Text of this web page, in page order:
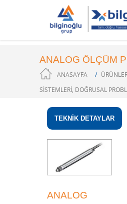
ANALOG ÖLÇÜM
ANASAYFA
SISTEMLERI, DOĞRUSAL
TEKNİK DETAYLAR
ANALOG